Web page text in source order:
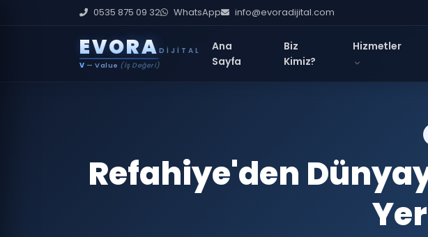
0535 875 09 32 WhatsApp info@evoradijital.com
EVORA DIJITAL
V — Value (İş Değeri)
Ana
Sayfa
Biz
Kimiz?
Hizmetler
Refahiye'den